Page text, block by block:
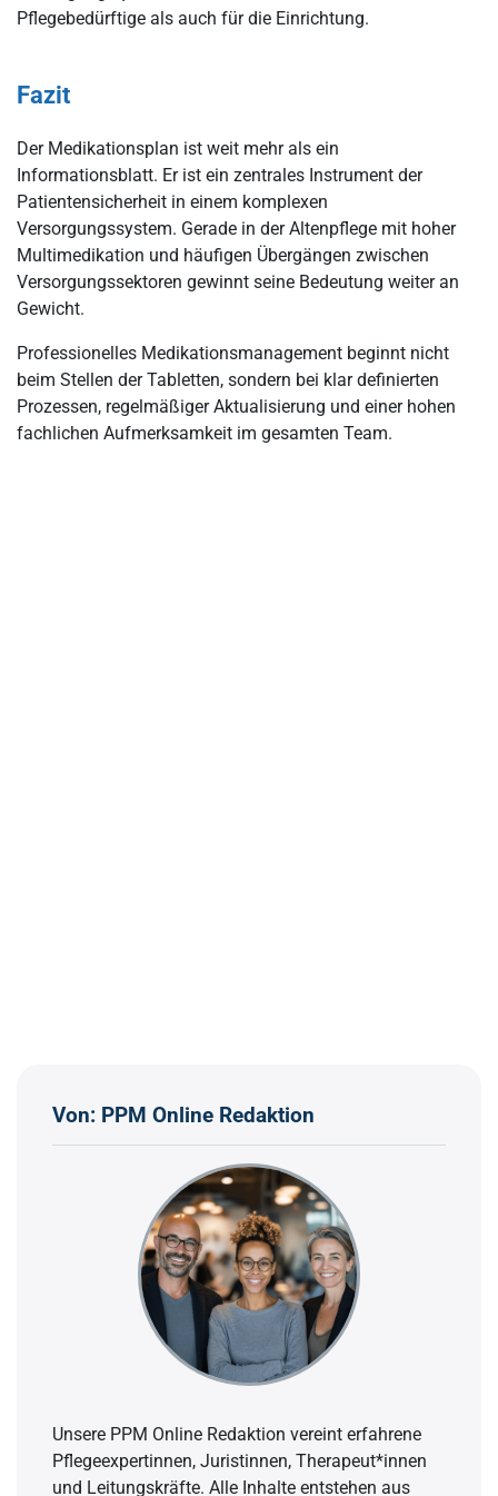
Pflegebedürftige als auch für die Einrichtung.
Fazit
Der Medikationsplan ist weit mehr als ein
Informationsblatt. Er ist ein zentrales Instrument der
Patientensicherheit in einem komplexen
Versorgungssystem. Gerade in der Altenpflege mit hoher
Multimedikation und häufigen Übergängen zwischen
Versorgungssektoren gewinnt seine Bedeutung weiter an
Gewicht.
Professionelles Medikationsmanagement beginnt nicht
beim Stellen der Tabletten, sondern bei klar definierten
Prozessen, regelmäßiger Aktualisierung und einer hohen
fachlichen Aufmerksamkeit im gesamten Team.
Von: PPM Online Redaktion
Unsere PPM Online Redaktion vereint erfahrene
Pflegeexpertinnen, Juristinnen, Therapeut*innen
und Leitungskräfte. Alle Inhalte entstehen aus